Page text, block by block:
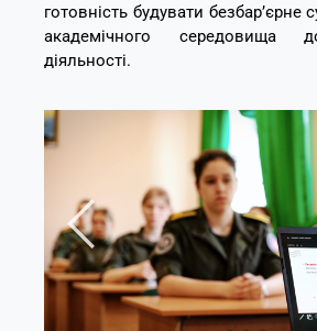
готовність будувати безбар’єрне
академічного середовища
діяльності.